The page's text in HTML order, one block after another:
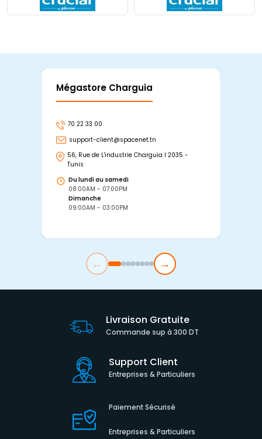
Mégastore Charguia
70 22 33 00
support-client@spacenet.tn
56, Rue de L'industrie Charguia I 2035 -
Tunis
Du lundi au samedi
08:00AM - 07:00PM
Dimanche
09:00AM - 03:00PM
← →
Livraison Gratuite
Commande sup à 300 DT
Support Client
Entreprises & Particuliers
Paiement Sécurisé
Entreprises & Particuliers